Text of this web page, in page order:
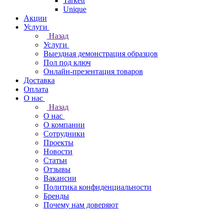
Unique
Акции
Услуги
Назад
Услуги
Выездная демонстрация образцов
Пол под ключ
Онлайн-презентация товаров
Доставка
Оплата
О нас
Назад
О нас
О компании
Сотрудники
Проекты
Новости
Статьи
Отзывы
Вакансии
Политика конфиденциальности
Бренды
Почему нам доверяют